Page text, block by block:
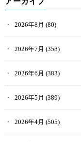
2026年8月 (80)
2026年7月 (358)
2026年6月 (383)
2026年5月 (389)
2026年4月 (505)